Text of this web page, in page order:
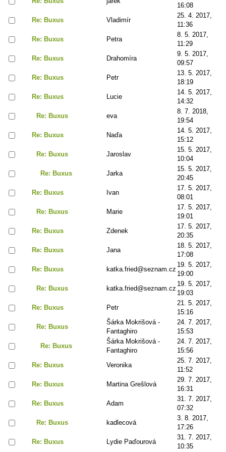
16:08
Re: Buxus
Vladimír
25. 4. 2017,
11:36
Re: Buxus
Petra
8. 5. 2017,
11:29
Re: Buxus
Drahomíra
9. 5. 2017,
09:57
Re: Buxus
Petr
13. 5. 2017,
18:19
Re: Buxus
Lucie
14. 5. 2017,
14:32
Re: Buxus
eva
8. 7. 2018,
19:54
Re: Buxus
Naďa
14. 5. 2017,
15:12
Re: Buxus
Jaroslav
15. 5. 2017,
10:04
Re: Buxus
Jarka
15. 5. 2017,
20:45
Re: Buxus
Ivan
17. 5. 2017,
08:01
Re: Buxus
Marie
17. 5. 2017,
19:01
Re: Buxus
Zdenek
17. 5. 2017,
20:35
Re: Buxus
Jana
18. 5. 2017,
17:08
Re: Buxus
katka.fried@seznam.cz
19. 5. 2017,
19:00
Re: Buxus
katka.fried@seznam.cz
19. 5. 2017,
19:03
Re: Buxus
Petr
21. 5. 2017,
15:16
Re: Buxus
Šárka Mokrišová -
Fantaghiro
24. 7. 2017,
15:53
Re: Buxus
Šárka Mokrišová -
Fantaghiro
24. 7. 2017,
15:56
Re: Buxus
Veronika
25. 7. 2017,
11:52
Re: Buxus
Martina Grešlová
29. 7. 2017,
16:31
Re: Buxus
Adam
31. 7. 2017,
07:32
Re: Buxus
kadlecová
3. 8. 2017,
17:26
Re: Buxus
Lydie Paďourová
31. 7. 2017,
10:35